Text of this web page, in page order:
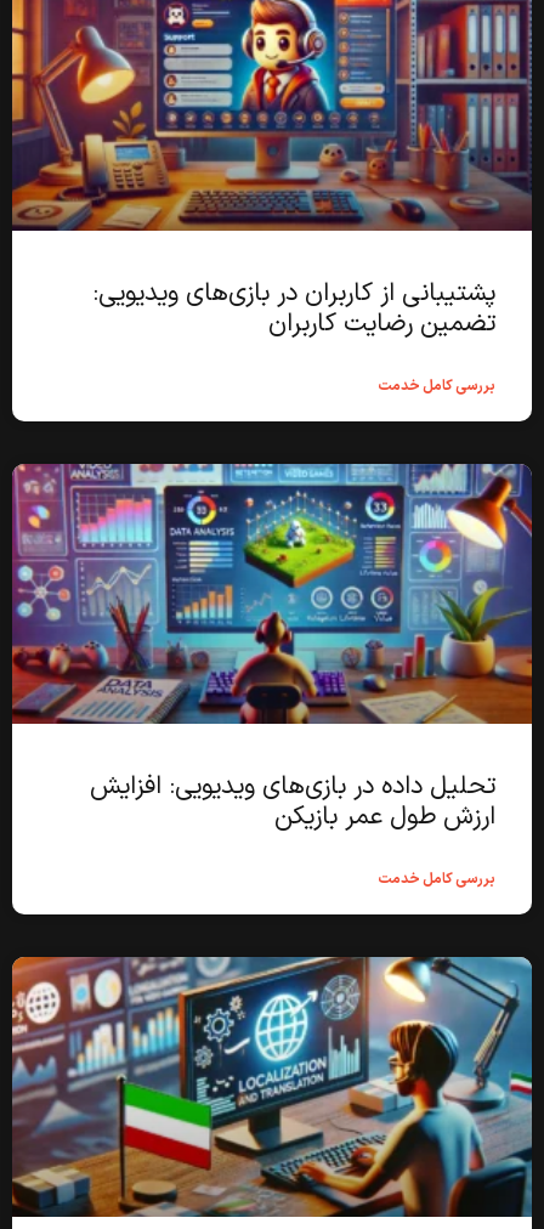
پشتیبانی از کاربران در بازی‌های ویدیویی:
تضمین رضایت کاربران
بررسی کامل خدمت
تحلیل داده در بازی‌های ویدیویی: افزایش
ارزش طول عمر بازیکن
بررسی کامل خدمت